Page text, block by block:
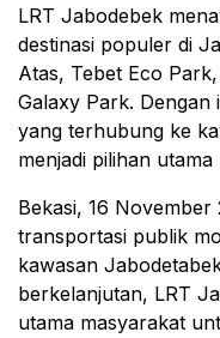
LRT Jabodebek
destinasi populer di
Atas, Tebet Eco
Galaxy Park. Dengan
yang terhubung ke
menjadi pilihan
Bekasi, 16 November
transportasi publik
kawasan
berkelanjutan, LRT
utama masyarakat